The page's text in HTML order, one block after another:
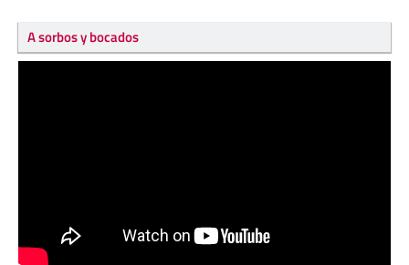
A sorbos y bocados